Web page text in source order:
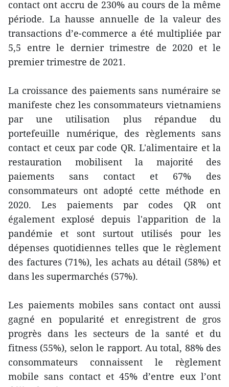
contact ont accru de 230% au cours de la même
période. La hausse annuelle de la valeur des
transactions d’e-commerce a été multipliée par
5,5 entre le dernier trimestre de 2020 et le
premier trimestre de 2021.
La croissance des paiements sans numéraire se
manifeste chez les consommateurs vietnamiens
par une utilisation plus répandue du
portefeuille numérique, des règlements sans
contact et ceux par code QR. L'alimentaire et la
restauration mobilisent la majorité des
paiements sans contact et 67% des
consommateurs ont adopté cette méthode en
2020. Les paiements par codes QR ont
également explosé depuis l'apparition de la
pandémie et sont surtout utilisés pour les
dépenses quotidiennes telles que le règlement
des factures (71%), les achats au détail (58%) et
dans les supermarchés (57%).
Les paiements mobiles sans contact ont aussi
gagné en popularité et enregistrent de gros
progrès dans les secteurs de la santé et du
fitness (55%), selon le rapport. Au total, 88% des
consommateurs connaissent le règlement
mobile sans contact et 45% d’entre eux l’ont